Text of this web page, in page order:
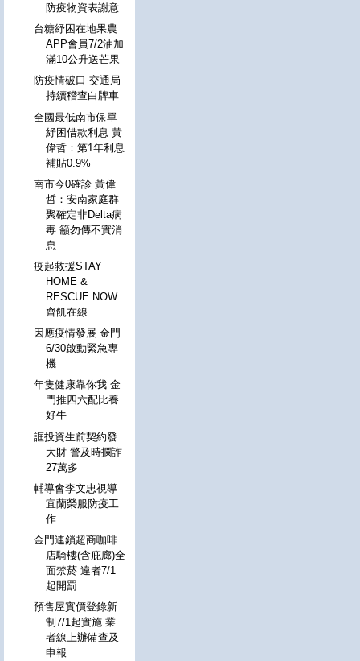
防疫物資表謝意
台糖紓困在地果農
APP會員7/2油加
滿10公升送芒果
防疫情破口 交通局
持續稽查白牌車
全國最低南市保單
紓困借款利息 黃
偉哲：第1年利息
補貼0.9%
南市今0確診 黃偉
哲：安南家庭群
聚確定非Delta病
毒 籲勿傳不實消
息
疫起救援STAY
HOME &
RESCUE NOW
齊飢在線
因應疫情發展 金門
6/30啟動緊急專
機
年隻健康靠你我 金
門推四六配比養
好牛
誆投資生前契約發
大財 警及時攔詐
27萬多
輔導會李文忠視導
宜蘭榮服防疫工
作
金門連鎖超商咖啡
店騎樓(含庇廊)全
面禁菸 違者7/1
起開罰
預售屋實價登錄新
制7/1起實施 業
者線上辦備查及
申報